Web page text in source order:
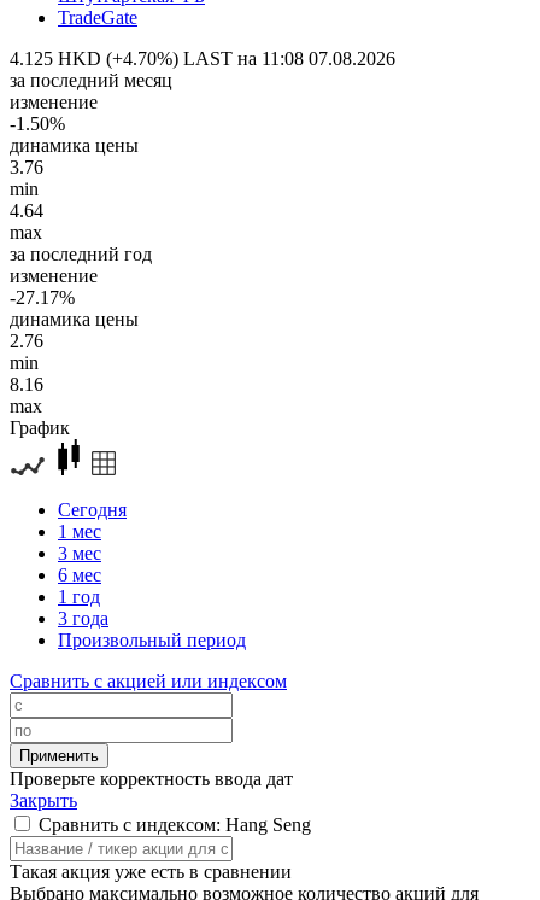
TradeGate
4.125 HKD (+4.70%) LAST на 11:08 07.08.2026
за последний месяц
изменение
-1.50%
динамика цены
3.76
min
4.64
max
за последний год
изменение
-27.17%
динамика цены
2.76
min
8.16
max
График
Сегодня
1 мес
3 мес
6 мес
1 год
3 года
Произвольный период
Сравнить с акцией или индексом
Проверьте корректность ввода дат
Закрыть
Сравнить с индексом: Hang Seng
Такая акция уже есть в сравнении
Выбрано максимально возможное количество акций для